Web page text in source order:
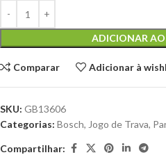
ADICIONAR
Comparar Adicionar à
SKU: GB13606
Categorias: Bosch, Jogo de Trava,
Compartilhar: